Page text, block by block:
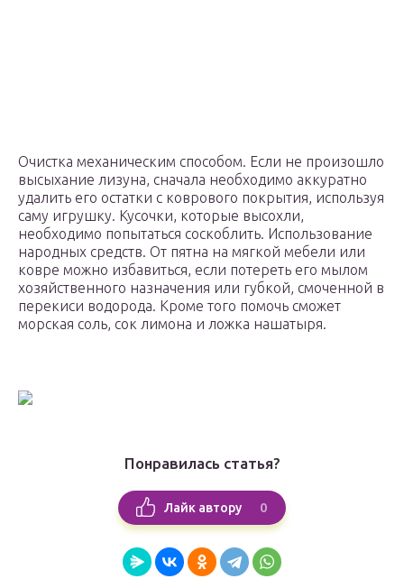
Очистка механическим способом. Если не произошло
высыхание лизуна, сначала необходимо аккуратно
удалить его остатки с коврового покрытия, используя
саму игрушку. Кусочки, которые высохли,
необходимо попытаться соскоблить. Использование
народных средств. От пятна на мягкой мебели или
ковре можно избавиться, если потереть его мылом
хозяйственного назначения или губкой, смоченной в
перекиси водорода. Кроме того помочь сможет
морская соль, сок лимона и ложка нашатыря.
Понравилась статья?
Лайк автору 0